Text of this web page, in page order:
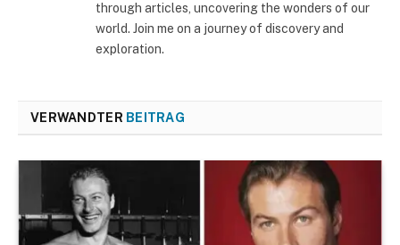
through articles, uncovering the wonders of our
world. Join me on a journey of discovery and
exploration.
VERWANDTER BEITRAG